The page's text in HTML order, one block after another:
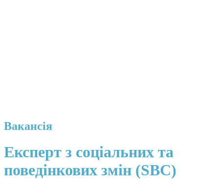
Вакансія
Експерт з соціальних та
поведінкових змін (SBC)